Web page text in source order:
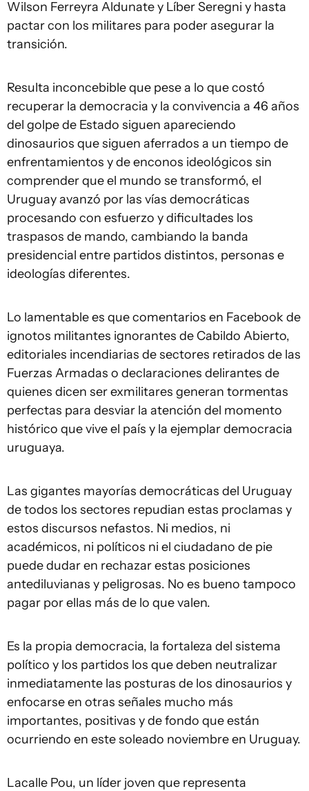
Wilson Ferreyra Aldunate y Líber Seregni y hasta
pactar con los militares para poder asegurar la
transición.
Resulta inconcebible que pese a lo que costó
recuperar la democracia y la convivencia a 46 años
del golpe de Estado siguen apareciendo
dinosaurios que siguen aferrados a un tiempo de
enfrentamientos y de enconos ideológicos sin
comprender que el mundo se transformó, el
Uruguay avanzó por las vías democráticas
procesando con esfuerzo y dificultades los
traspasos de mando, cambiando la banda
presidencial entre partidos distintos, personas e
ideologías diferentes.
Lo lamentable es que comentarios en Facebook de
ignotos militantes ignorantes de Cabildo Abierto,
editoriales incendiarias de sectores retirados de las
Fuerzas Armadas o declaraciones delirantes de
quienes dicen ser exmilitares generan tormentas
perfectas para desviar la atención del momento
histórico que vive el país y la ejemplar democracia
uruguaya.
Las gigantes mayorías democráticas del Uruguay
de todos los sectores repudian estas proclamas y
estos discursos nefastos. Ni medios, ni
académicos, ni políticos ni el ciudadano de pie
puede dudar en rechazar estas posiciones
antediluvianas y peligrosas. No es bueno tampoco
pagar por ellas más de lo que valen.
Es la propia democracia, la fortaleza del sistema
político y los partidos los que deben neutralizar
inmediatamente las posturas de los dinosaurios y
enfocarse en otras señales mucho más
importantes, positivas y de fondo que están
ocurriendo en este soleado noviembre en Uruguay.
Lacalle Pou, un líder joven que representa